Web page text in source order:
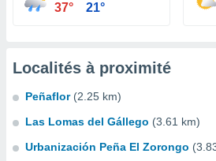
37° 21°
Localités à proximité
Peñaflor (2.25 km)
Las Lomas del Gállego (3.61 km)
Urbanización Peña El Zorongo